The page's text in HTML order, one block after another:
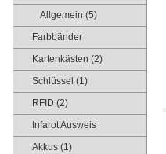
Allgemein (5)
Farbbänder
Kartenkästen (2)
Schlüssel (1)
RFID (2)
Infarot Ausweis
Akkus (1)